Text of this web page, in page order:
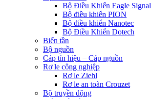
Bộ Điều Khiển Eagle Signal
Bộ điều khiển PION
Bộ điều khiển Nanotec
Bộ Điều Khiển Dotech
Biến tần
Bộ nguồn
Cáp tín hiệu – Cáp nguồn
Rơ le công nghiệp
Rơ le Ziehl
Rơ le an toàn Crouzet
Bộ truyền động